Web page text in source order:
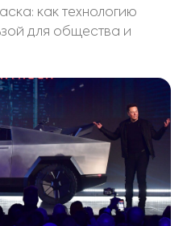
как технологию
для общества и